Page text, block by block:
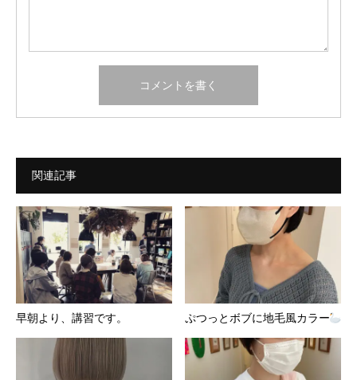
関連記事
早朝より、講習です。 ぷつっとボブに地毛風カラー